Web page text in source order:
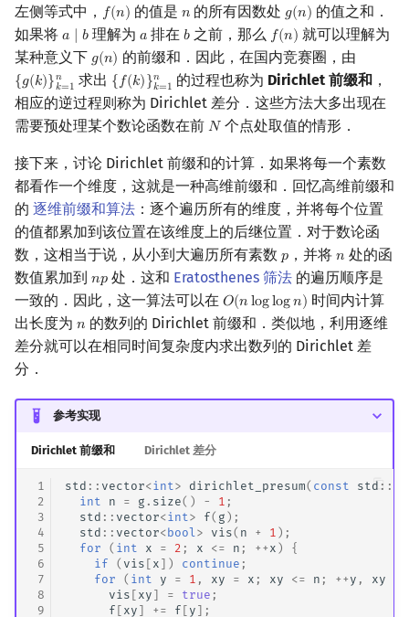
左侧等式中， 𝑓(𝑛)
f(n) 的值是 𝑛
n 的所有因数处 𝑔(𝑛)
g(n) 的值之和．
如果将 𝑎 ∣ 𝑏
a b 理解为 𝑎
a 排在𝑏
b之前，那么 𝑓(𝑛)
f(n)
就可以理解为
某种意义下 𝑔(𝑛)
g(n) 的前缀和．因此，在国内竞赛圈，由
{𝑔(𝑘)}𝑛
𝑘=1
{g(k)} k=1n 求出 {𝑓(𝑘)}𝑛
𝑘=1
{ f(k)}k=1n 的过程也称为 Dirichlet 前缀和 ，
相应的逆过程则称为 Dirichlet 差分．这些方法大多出现在
需要预处理某个数论函数在前 𝑁
N 个点处取值的情形．
接下来，讨论 Dirichlet 前缀和的计算．如果将每一个素数
都看作一个维度，这就是一种高维前缀和．回忆高维前缀和
的 逐维前缀和算法 ：逐个遍历所有的维度，并将每个位置
的值都累加到该位置在该维度上的后继位置．对于数论函
数，这相当于说，从小到大遍历所有素数 𝑝
p ，并将𝑛
n 处的函
数值累加到 𝑛𝑝
np处．这和 Eratosthenes 筛法的遍历顺序是
一致的．因此，这一算法可以在 𝑂(𝑛loglog𝑛)
O(nloglogn)
时间内计算
出长度为 𝑛
n 的数列的 Dirichlet 前缀和．类似地，利用逐维
差分就可以在相同时间复杂度内求出数列的 Dirichlet 差
分．
参考实现
Dirichlet 前缀和 Dirichlet 差分
1
2
3
4
5
6
7
8
9
std :: vector<int> dirichlet_presum( const std ::
int
n = g . size() - 1 ;
std :: vector<int> f( g );
std :: vector<bool> vis( n + 1 );
for
( int x = 2 ; x <= n ; ++ x )
{
if
( vis [ x ]) continue ;
for
( int y = 1 , xy = x ; xy <= n ; ++ y , xy
vis [ xy ] = true ;
f [ xy ] += f [ y ];